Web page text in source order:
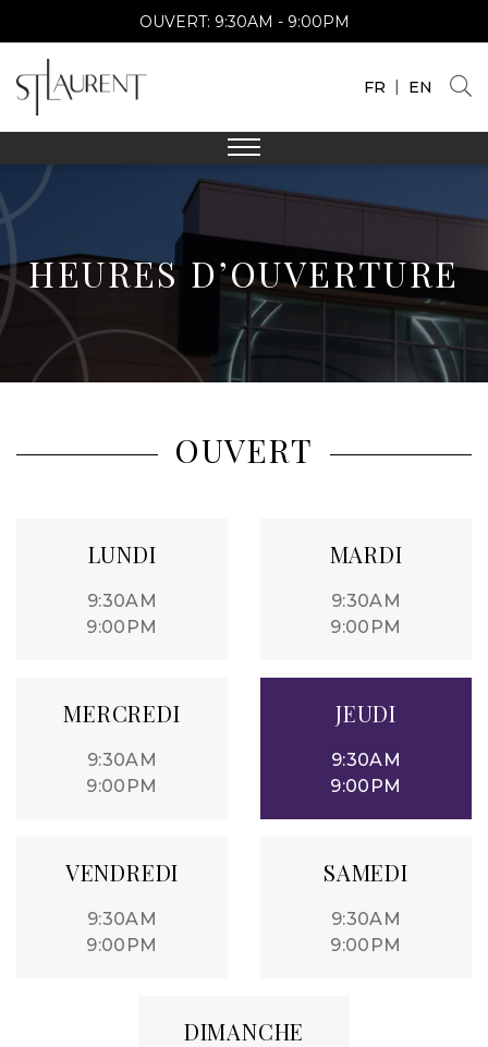
OUVERT: 9:30AM - 9:00PM
FR EN
HEURES D’OUVERTURE
OUVERT
LUNDI
9:30AM
9:00PM
MARDI
9:30AM
9:00PM
MERCREDI
9:30AM
9:00PM
JEUDI
9:30AM
9:00PM
VENDREDI
9:30AM
9:00PM
SAMEDI
9:30AM
9:00PM
DIMANCHE